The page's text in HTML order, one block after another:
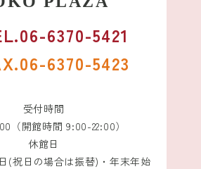
6370-5421
6370-5423
受付時間
（開館時間 9:00-22:00）
休館日
(祝日の場合は振替)・年末年始